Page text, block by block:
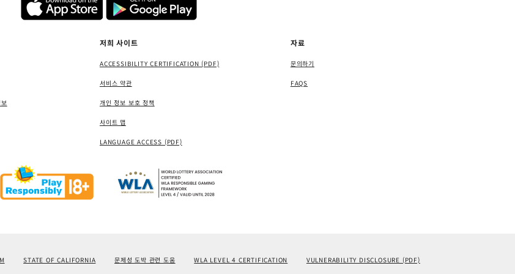
저희 사이트
ACCESSIBILITY CERTIFICATION (PDF)
서비스 약관
개인 정보 보호 정책
사이트 맵
LANGUAGE ACCESS (PDF)
자료
문의하기
FAQS
STATE OF CALIFORNIA 문제성 도박 관련 도움 WLA LEVEL 4 CERTIFICATION VULNERABILITY DISCLOSURE (PDF)